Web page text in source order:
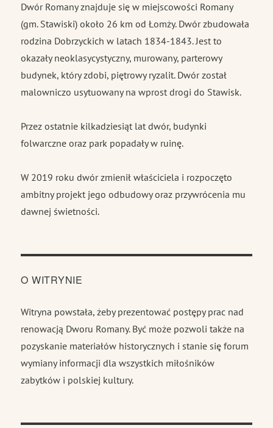
Dwór Romany znajduje się w miejscowości Romany
(gm. Stawiski) około 26 km od Łomży. Dwór zbudowała
rodzina Dobrzyckich w latach 1834-1843. Jest to
okazały neoklasycystyczny, murowany, parterowy
budynek, który zdobi, piętrowy ryzalit. Dwór został
malowniczo usytuowany na wprost drogi do Stawisk.
Przez ostatnie kilkadziesiąt lat dwór, budynki
folwarczne oraz park popadały w ruinę.
W 2019 roku dwór zmienił właściciela i rozpoczęto
ambitny projekt jego odbudowy oraz przywrócenia mu
dawnej świetności.
O WITRYNIE
Witryna powstała, żeby prezentować postępy prac nad
renowacją Dworu Romany. Być może pozwoli także na
pozyskanie materiałów historycznych i stanie się forum
wymiany informacji dla wszystkich miłośników
zabytków i polskiej kultury.